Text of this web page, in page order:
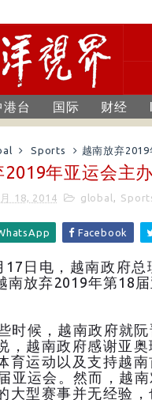
港台 国际 财经
Sports 越南放弃
2019年亚运会主
18, 2014 global ,
Facebook
日电，越南政府总
南放弃2019年第18
时候，越南政府就阮
，越南政府感谢亚
育运动以及支持越
亚运会。然而，越
大型赛事并无经验，